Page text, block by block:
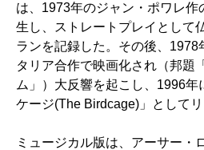
は、1973年のジャン・ポワレ作
生し、ストレートプレイとして
ランを記録した。その後、1978
タリア合作で映画化され（邦題
ム」）大反響を起こし、1996年
ケージ(The Birdcage)」としてリ
ミュージカル版は、アーサー・